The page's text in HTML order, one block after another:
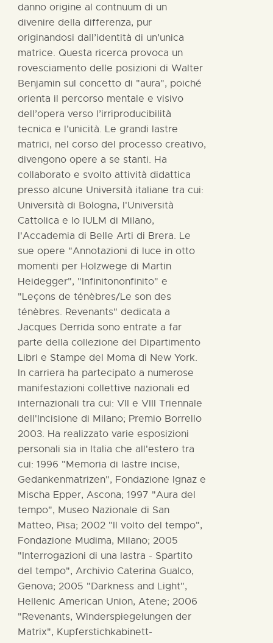
danno origine al contnuum di un
divenire della differenza, pur
originandosi dall’identità di un’unica
matrice. Questa ricerca provoca un
rovesciamento delle posizioni di Walter
Benjamin sul concetto di "aura", poiché
orienta il percorso mentale e visivo
dell’opera verso l’irriproducibilità
tecnica e l’unicità. Le grandi lastre
matrici, nel corso del processo creativo,
divengono opere a se stanti. Ha
collaborato e svolto attività didattica
presso alcune Università italiane tra cui:
Università di Bologna, l'Università
Cattolica e lo IULM di Milano,
l'Accademia di Belle Arti di Brera. Le
sue opere "Annotazioni di luce in otto
momenti per Holzwege di Martin
Heidegger", "Infinitononfinito" e
"Leçons de ténèbres/Le son des
ténèbres. Revenants" dedicata a
Jacques Derrida sono entrate a far
parte della collezione del Dipartimento
Libri e Stampe del Moma di New York.
In carriera ha partecipato a numerose
manifestazioni collettive nazionali ed
internazionali tra cui: VII e VIII Triennale
dell'Incisione di Milano; Premio Borrello
2003. Ha realizzato varie esposizioni
personali sia in Italia che all'estero tra
cui: 1996 "Memoria di lastre incise,
Gedankenmatrizen", Fondazione Ignaz e
Mischa Epper, Ascona; 1997 "Aura del
tempo", Museo Nazionale di San
Matteo, Pisa; 2002 "Il volto del tempo",
Fondazione Mudima, Milano; 2005
"Interrogazioni di una lastra - Spartito
del tempo", Archivio Caterina Gualco,
Genova; 2005 "Darkness and Light",
Hellenic American Union, Atene; 2006
"Revenants, Winderspiegelungen der
Matrix", Kupferstichkabinett-